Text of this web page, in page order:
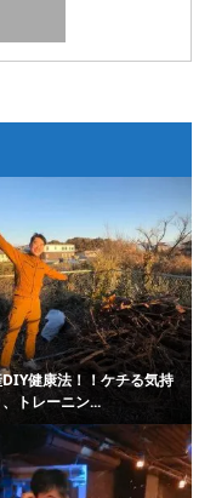
健康法！！ケチる気持
トレーニン...